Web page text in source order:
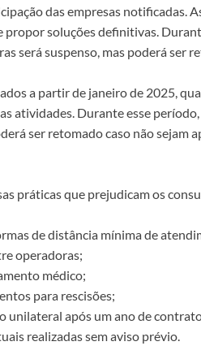
das empresas notificadas.
soluções definitivas.
será suspenso, mas poderá ser
a partir de janeiro de 2025,
atividades. Durante esse
ser retomado caso não sejam
práticas que prejudicam os
de distância mínima de
operadoras;
médico;
para rescisões;
unilateral após um ano de
realizadas sem aviso prévio.